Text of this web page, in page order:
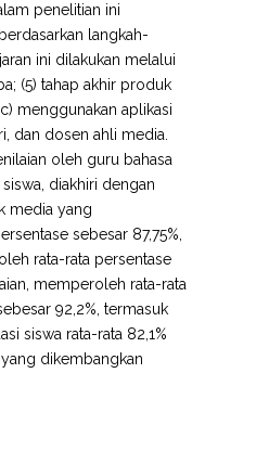
penelitian ini
langkah-
ini dilakukan melalui
(5) tahap akhir produk
menggunakan aplikasi
dan dosen ahli media.
oleh guru bahasa
diakhiri dengan
media yang
sebesar 87,75%,
rata-rata persentase
memperoleh rata-rata
92,2%, termasuk
siswa rata-rata 82,1%
dikembangkan